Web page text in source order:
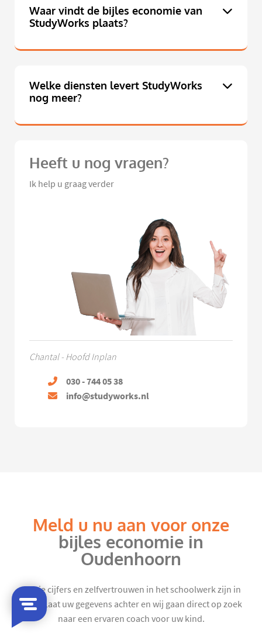
Waar vindt de bijles economie van
StudyWorks plaats?
Welke diensten levert StudyWorks
nog meer?
Heeft u nog vragen?
Ik help u graag verder
Chantal - Hoofd Inplan
030 - 744 05 38
info@studyworks.nl
Meld u nu aan voor onze
bijles economie in
Oudenhoorn
Mooie cijfers en zelfvertrouwen in het schoolwerk zijn in
zicht. Laat uw gegevens achter en wij gaan direct op zoek
naar een ervaren coach voor uw kind.